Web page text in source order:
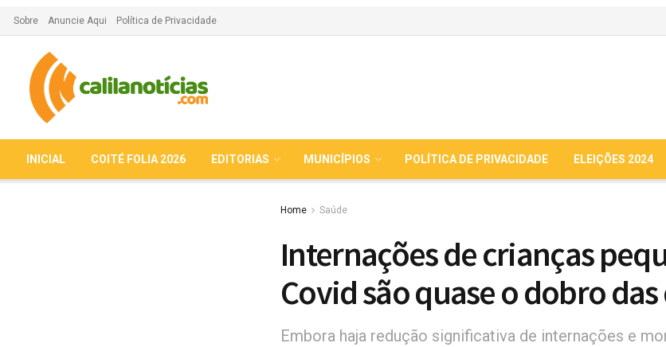
Sobre Anuncie Aqui Política de Privacidade
INICIAL COITÉ FOLIA 2026 EDITORIAS MUNICÍPIOS POLÍTICA DE PRIVACIDADE ELEIÇÕES 2024
Home Saúde
Internações de crianças
Covid são quase o dobro
Embora haja redução significativa de internações e